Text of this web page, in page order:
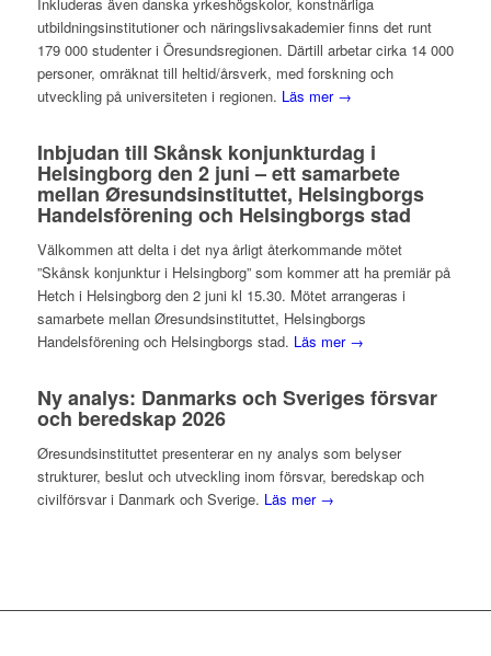
utbildningsinstitutioner och näringslivsakademier finns det runt
179 000 studenter i Öresundsregionen. Därtill arbetar cirka 14 000
personer, omräknat till heltid/årsverk, med forskning och
utveckling på universiteten i regionen. Läs mer →
Inbjudan till Skånsk konjunkturdag i
Helsingborg den 2 juni – ett samarbete
mellan Øresundsinstituttet, Helsingborgs
Handelsförening och Helsingborgs stad
Välkommen att delta i det nya årligt återkommande mötet
”Skånsk konjunktur i Helsingborg” som kommer att ha premiär på
Hetch i Helsingborg den 2 juni kl 15.30. Mötet arrangeras i
samarbete mellan Øresundsinstituttet, Helsingborgs
Handelsförening och Helsingborgs stad. Läs mer →
Ny analys: Danmarks och Sveriges försvar
och beredskap 2026
Øresundsinstituttet presenterar en ny analys som belyser
strukturer, beslut och utveckling inom försvar, beredskap och
civilförsvar i Danmark och Sverige. Läs mer →